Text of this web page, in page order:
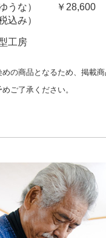
ゆうな） ￥28,600
込み）
工房
の商品となるため、掲載
ご了承ください。